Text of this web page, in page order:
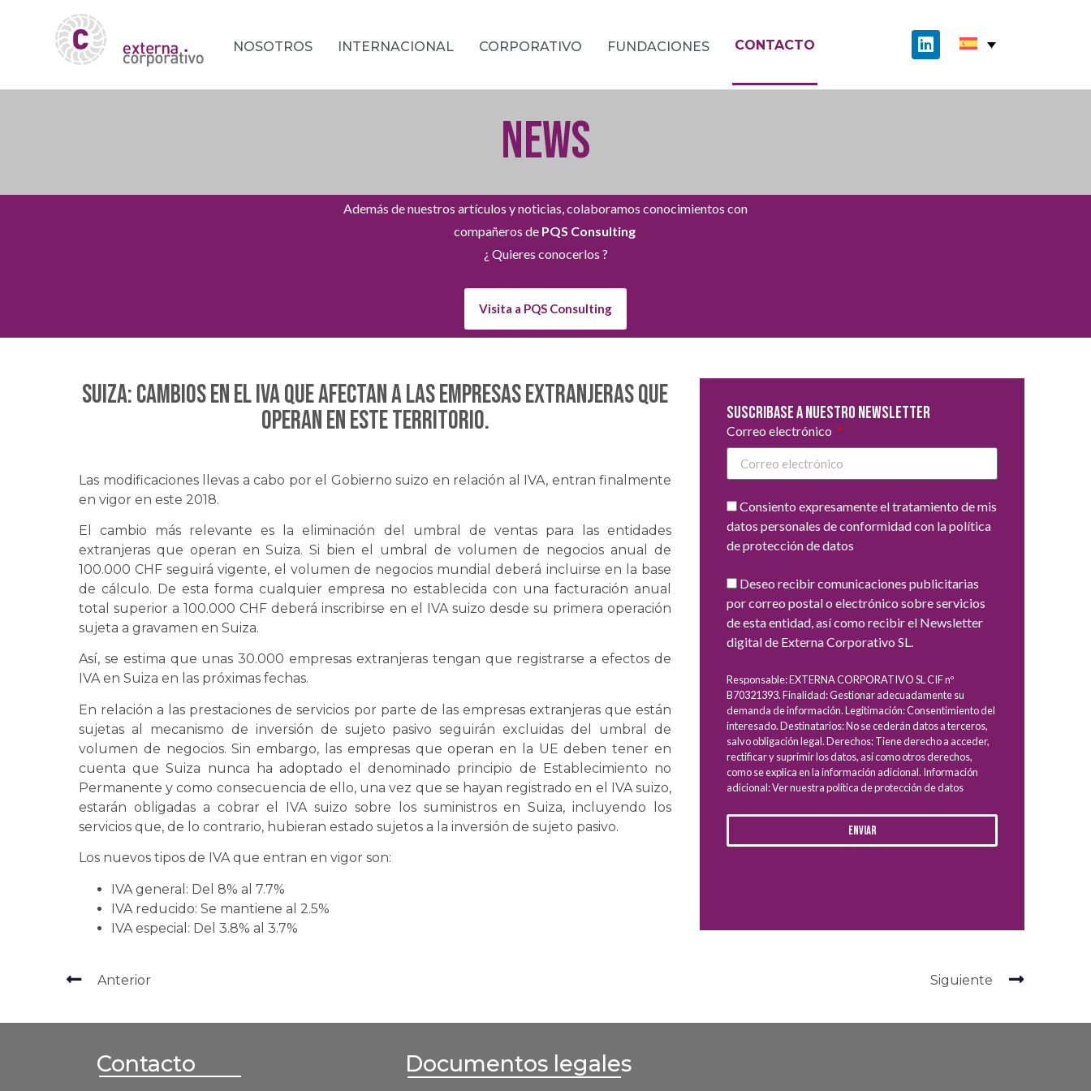
NOSOTROS INTERNACIONAL CORPORATIVO FUNDACIONES CONTACTO
NEWS
Además de nuestros artículos y noticias, colaboramos conocimientos con
compañeros de PQS Consulting
¿ Quieres conocerlos ?
Visita a PQS Consulting
SUIZA: Cambios en el IVA que afectan a las empresas extranjeras que
operan en este territorio.
Las modificaciones llevas a cabo por el Gobierno suizo en relación al IVA, entran finalmente
en vigor en este 2018.
El cambio más relevante es la eliminación del umbral de ventas para las entidades
extranjeras que operan en Suiza. Si bien el umbral de volumen de negocios anual de
100.000 CHF seguirá vigente, el volumen de negocios mundial deberá incluirse en la base
de cálculo. De esta forma cualquier empresa no establecida con una facturación anual
total superior a 100.000 CHF deberá inscribirse en el IVA suizo desde su primera operación
sujeta a gravamen en Suiza.
Así, se estima que unas 30.000 empresas extranjeras tengan que registrarse a efectos de
IVA en Suiza en las próximas fechas.
En relación a las prestaciones de servicios por parte de las empresas extranjeras que están
sujetas al mecanismo de inversión de sujeto pasivo seguirán excluidas del umbral de
volumen de negocios. Sin embargo, las empresas que operan en la UE deben tener en
cuenta que Suiza nunca ha adoptado el denominado principio de Establecimiento no
Permanente y como consecuencia de ello, una vez que se hayan registrado en el IVA suizo,
estarán obligadas a cobrar el IVA suizo sobre los suministros en Suiza, incluyendo los
servicios que, de lo contrario, hubieran estado sujetos a la inversión de sujeto pasivo.
Los nuevos tipos de IVA que entran en vigor son:
IVA general: Del 8% al 7.7%
IVA reducido: Se mantiene al 2.5%
IVA especial: Del 3.8% al 3.7%
Suscribase a nuestro newsletter
Correo electrónico
Consiento expresamente el tratamiento de mis
datos personales de conformidad con la política
de protección de datos
Deseo recibir comunicaciones publicitarias
por correo postal o electrónico sobre servicios
de esta entidad, así como recibir el Newsletter
digital de Externa Corporativo SL.
Responsable: EXTERNA CORPORATIVO SL CIF nº
B70321393. Finalidad: Gestionar adecuadamente su
demanda de información. Legitimación: Consentimiento del
interesado. Destinatarios: No se cederán datos a terceros,
salvo obligación legal. Derechos: Tiene derecho a acceder,
rectificar y suprimir los datos, así como otros derechos,
como se explica en la información adicional. Información
adicional: Ver nuestra política de protección de datos
Enviar
Anterior Siguiente
Contacto Documentos legales